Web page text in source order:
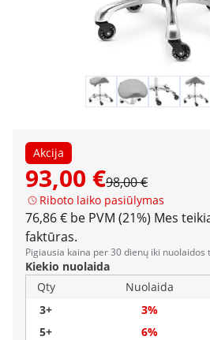
Akcija
93,00 €98,00 €
Riboto laiko pasiūlymas
76,86 € be PVM (21%) Mes
faktūras.
Pigiausia kaina per 30 dienų iki nuolaidos
Kiekio nuolaida
Qty
Nuolaida
3+
3%
5+
6%